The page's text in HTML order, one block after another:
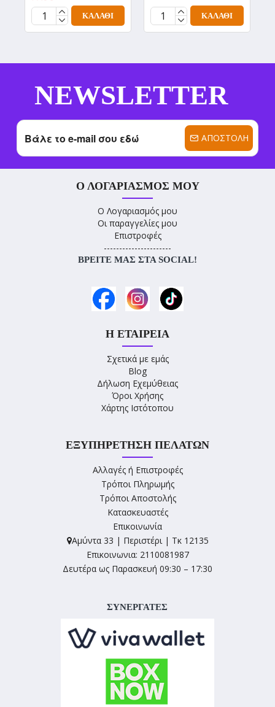
ΚΑΛΆΘΙ ΚΑΛΆΘΙ
NEWSLETTER
ΑΠΟΣΤΟΛΉ
Ο ΛΟΓΑΡΙΑΣΜΌΣ ΜΟΥ
Ο Λογαριασμός μου
Οι παραγγελίες μου
Επιστροφές
----------------------
ΒΡΕΊΤΕ ΜΑΣ ΣΤΑ SOCIAL!
Η ΕΤΑΙΡΕΊΑ
Σχετικά με εμάς
Blog
Δήλωση Εχεμύθειας
Όροι Χρήσης
Χάρτης Ιστότοπου
ΕΞΥΠΗΡΈΤΗΣΗ ΠΕΛΑΤΏΝ
Αλλαγές ή Επιστροφές
Τρόποι Πληρωμής
Τρόποι Αποστολής
Κατασκευαστές
Επικοινωνία
Αμύντα 33 | Περιστέρι | Τκ 12135
Επικοινωνια: 2110081987
Δευτέρα ως Παρασκευή 09:30 – 17:30
ΣΥΝΕΡΓΑΤΕΣ